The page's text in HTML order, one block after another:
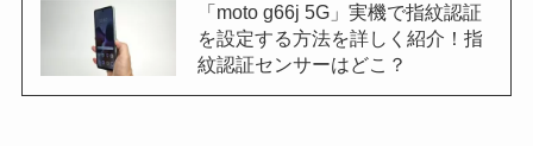
「moto g66j 5G」実機で指紋認証
を設定する方法を詳しく紹介！指
紋認証センサーはどこ？